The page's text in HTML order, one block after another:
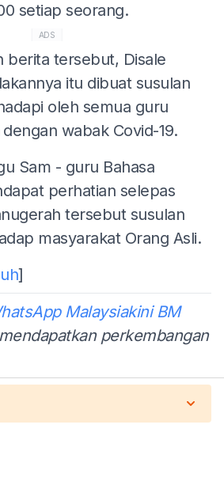
setiap seorang.
ADS
berita tersebut, Disale
itu dibuat susulan
oleh semua guru
wabak Covid-19.
Sam - guru Bahasa
perhatian selepas
tersebut susulan
masyarakat Orang Asli.
]
Malaysiakini BM
perkembangan